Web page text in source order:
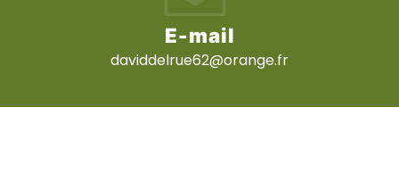
E-mail
daviddelrue62@orange.fr